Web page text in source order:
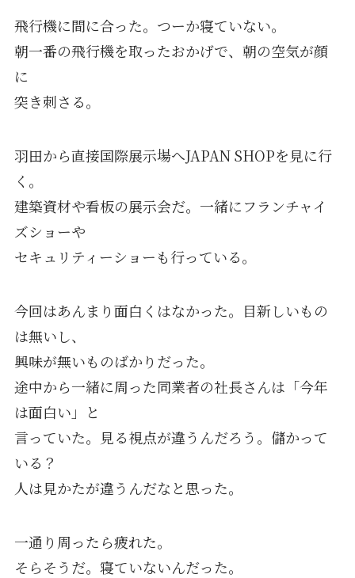
飛行機に間に合った。つーか寝ていない。
朝一番の飛行機を取ったおかげで、朝の空気が顔
に
突き刺さる。
羽田から直接国際展示場へJAPAN SHOPを見に行
く。
建築資材や看板の展示会だ。一緒にフランチャイ
ズショーや
セキュリティーショーも行っている。
今回はあんまり面白くはなかった。目新しいもの
は無いし、
興味が無いものばかりだった。
途中から一緒に周った同業者の社長さんは「今年
は面白い」と
言っていた。見る視点が違うんだろう。儲かって
いる？
人は見かたが違うんだなと思った。
一通り周ったら疲れた。
そらそうだ。寝ていないんだった。